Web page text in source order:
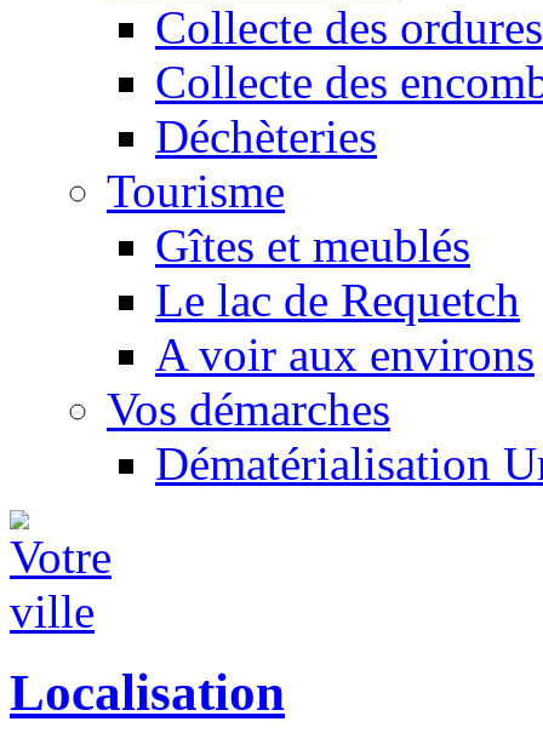
Collecte des ordures
Collecte des
Déchèteries
Tourisme
Gîtes et meublés
Le lac de Requetch
A voir aux environs
Vos démarches
Dématérialisation
Localisation